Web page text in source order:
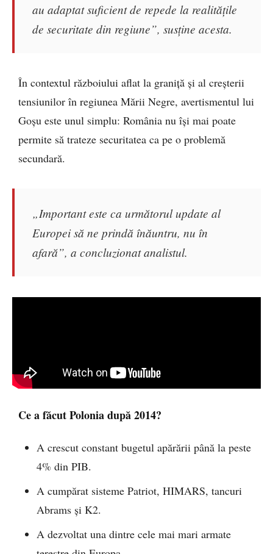
au adaptat suficient de repede la realitățile
de securitate din regiune”, susține acesta.
În contextul războiului aflat la graniță și al creșterii
tensiunilor în regiunea Mării Negre, avertismentul lui
Goșu este unul simplu: România nu își mai poate
permite să trateze securitatea ca pe o problemă
secundară.
„Important este ca următorul update al
Europei să ne prindă înăuntru, nu în
afară”, a concluzionat analistul.
Ce a făcut Polonia după 2014?
A crescut constant bugetul apărării până la peste
4% din PIB.
A cumpărat sisteme Patriot, HIMARS, tancuri
Abrams și K2.
A dezvoltat una dintre cele mai mari armate